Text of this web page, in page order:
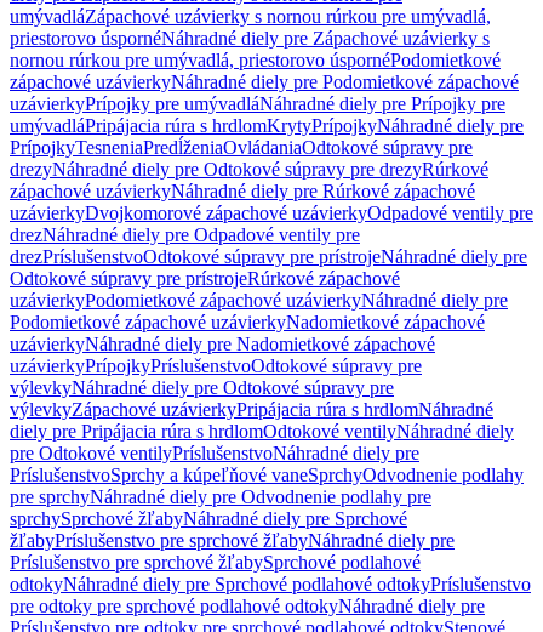
umývadláZápachové uzávierky s nornou rúrkou pre umývadlá,
priestorovo úspornéNáhradné diely pre Zápachové uzávierky s
nornou rúrkou pre umývadlá, priestorovo úspornéPodomietkové
zápachové uzávierkyNáhradné diely pre Podomietkové zápachové
uzávierkyPrípojky pre umývadláNáhradné diely pre Prípojky pre
umývadláPripájacia rúra s hrdlomKrytyPrípojkyNáhradné diely pre
PrípojkyTesneniaPredĺženiaOvládaniaOdtokové súpravy pre
drezyNáhradné diely pre Odtokové súpravy pre drezyRúrkové
zápachové uzávierkyNáhradné diely pre Rúrkové zápachové
uzávierkyDvojkomorové zápachové uzávierkyOdpadové ventily pre
drezNáhradné diely pre Odpadové ventily pre
drezPríslušenstvoOdtokové súpravy pre prístrojeNáhradné diely pre
Odtokové súpravy pre prístrojeRúrkové zápachové
uzávierkyPodomietkové zápachové uzávierkyNáhradné diely pre
Podomietkové zápachové uzávierkyNadomietkové zápachové
uzávierkyNáhradné diely pre Nadomietkové zápachové
uzávierkyPrípojkyPríslušenstvoOdtokové súpravy pre
výlevkyNáhradné diely pre Odtokové súpravy pre
výlevkyZápachové uzávierkyPripájacia rúra s hrdlomNáhradné
diely pre Pripájacia rúra s hrdlomOdtokové ventilyNáhradné diely
pre Odtokové ventilyPríslušenstvoNáhradné diely pre
PríslušenstvoSprchy a kúpeľňové vaneSprchyOdvodnenie podlahy
pre sprchyNáhradné diely pre Odvodnenie podlahy pre
sprchySprchové žľabyNáhradné diely pre Sprchové
žľabyPríslušenstvo pre sprchové žľabyNáhradné diely pre
Príslušenstvo pre sprchové žľabySprchové podlahové
odtokyNáhradné diely pre Sprchové podlahové odtokyPríslušenstvo
pre odtoky pre sprchové podlahové odtokyNáhradné diely pre
Príslušenstvo pre odtoky pre sprchové podlahové odtokyStenové